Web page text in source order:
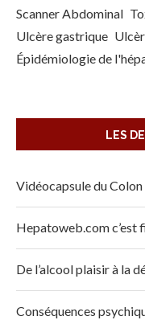
Scanner Abdominal
Ulcère gastrique
Épidémiologie de
LES
Vidéocapsule du Colon
Hepatoweb.com c’est
De l’alcool plaisir à la
Conséquences